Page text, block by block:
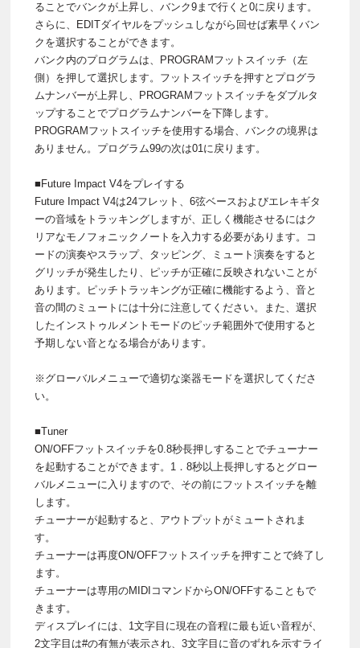
ることでバンクが上昇し、バンク9まで行くと0に戻ります。
さらに、EDITダイヤルをプッシュしながら回せば素早くバン
クを選択することができます。
バンク内のプログラムは、PROGRAMフットスイッチ（左
側）を押して選択します。フットスイッチを押すとプログラ
ムナンバーが上昇し、PROGRAMフットスイッチをダブルタ
ップすることでプログラムナンバーを下降します。
PROGRAMフットスイッチを使用する場合、バンクの境界は
ありません。プログラム99の次は01に戻ります。
■Future Impact V4をプレイする
Future Impact V4は24フレット、6弦ベースおよびエレキギタ
ーの音域をトラッキングしますが、正しく機能させるにはク
リアなモノフォニックノートを入力する必要があります。コ
ードの演奏やスラップ、タッピング、ミュート演奏をすると
グリッチが発生したり、ピッチが正確に反映されないことが
あります。ピッチトラッキングが正確に機能するよう、音と
音の間のミュートには十分に注意してください。また、選択
したインストゥルメントモードのピッチ範囲外で使用すると
予期しない音となる場合があります。
※グローバルメニューで適切な楽器モードを選択してくださ
い。
■Tuner
ON/OFFフットスイッチを0.8秒長押しすることでチューナー
を起動することができます。1．8秒以上長押しするとグロー
バルメニューに入りますので、その前にフットスイッチを離
します。
チューナーが起動すると、アウトプットがミュートされま
す。
チューナーは再度ON/OFFフットスイッチを押すことで終了し
ます。
チューナーは専用のMIDIコマンドからON/OFFすることもで
きます。
ディスプレイには、1文字目に現在の音程に最も近い音程が、
2文字目は#の有無が表示され、3文字目に音のずれを示すライ